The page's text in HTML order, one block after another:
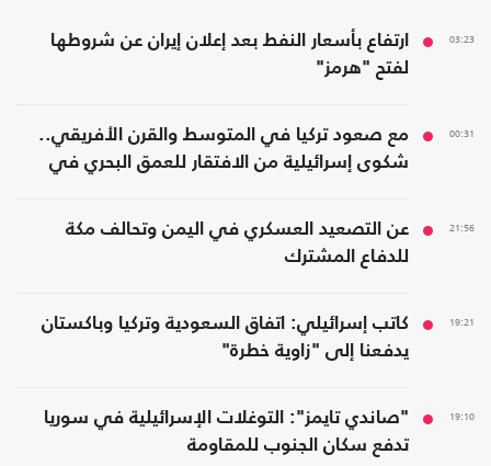
03:23
ارتفاع بأسعار النفط بعد إعلان إيران عن شروطها
لفتح "هرمز"
00:31
مع صعود تركيا في المتوسط والقرن الأفريقي..
شكوى إسرائيلية من الافتقار للعمق البحري في
21:56
عن التصعيد العسكري في اليمن وتحالف مكة
للدفاع المشترك
19:21
كاتب إسرائيلي: اتفاق السعودية وتركيا وباكستان
يدفعنا إلى "زاوية خطرة"
19:10
"صاندي تايمز": التوغلات الإسرائيلية في سوريا
تدفع سكان الجنوب للمقاومة